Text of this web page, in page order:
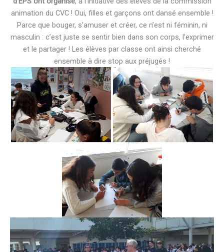
animation du CVC ! Oui, filles et garçons ont dansé ensemble !
Parce que bouger, s’amuser et créer, ce n’est ni féminin, ni
masculin : c’est juste se sentir bien dans son corps, l’exprimer
et le partager ! Les élèves par classe ont ainsi cherché
ensemble à dire stop aux préjugés !